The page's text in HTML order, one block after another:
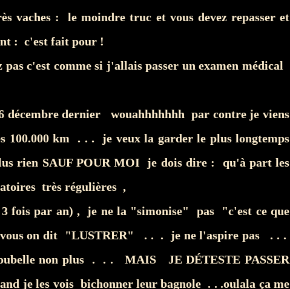
vaches : le moindre truc et vous devez repasser et
: c'est fait pour !
pas c'est comme si j'allais passer un examen médical
décembre dernier wouahhhhhhh par contre je viens
100.000 km . . . je veux la garder le plus longtemps
rien SAUF POUR MOI je dois dire : qu'à part les
très régulières ,
3 fois par an) , je ne la "simonise" pas "c'est ce que
vous on dit "LUSTRER" . . . je ne l'aspire pas . . .
non plus . . . MAIS JE DÉTESTE PASSER
je les vois bichonner leur bagnole . . .oulala ça me